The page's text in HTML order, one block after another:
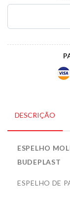
DESCRIÇÃO
ESPELHO
BUDEPLAST
ESPELHO DE